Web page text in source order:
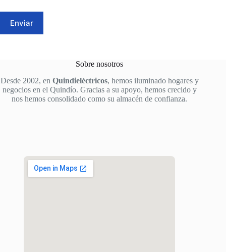
Enviar
Sobre nosotros
Desde 2002, en Quindieléctricos, hemos iluminado hogares y
negocios en el Quindío. Gracias a su apoyo, hemos crecido y
nos hemos consolidado como su almacén de confianza.